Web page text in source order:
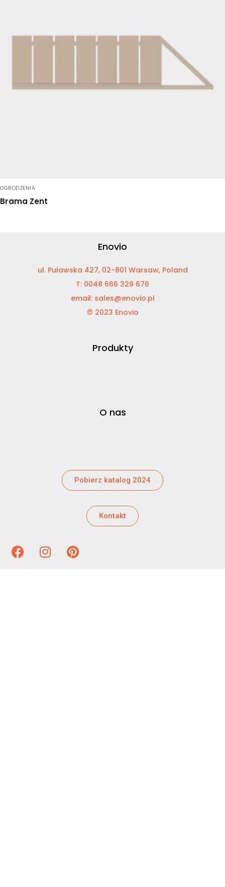
OGRODZENIA
Brama Zent
Enovio
ul. Puławska 427, 02-801 Warsaw, Poland
T: 0048 666 329 676
email: sales@enovio.pl
© 2023 Enovio
Produkty
O nas
Pobierz katalog 2024
Kontakt